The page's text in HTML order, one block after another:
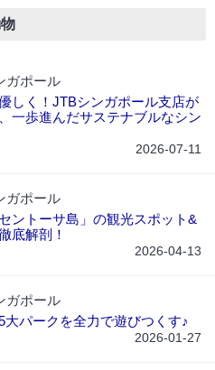
ガポール
しく！JTBシンガポール支店が
一歩進んだサステナブルなシン
2026-07-11
ガポール
ントーサ島」の観光スポット&
底解剖！
2026-04-13
ガポール
大パークを全力で遊びつくす♪
2026-01-27